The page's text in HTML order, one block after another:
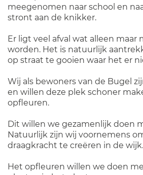
meegenomen naar school en
stront aan de knikker.
Er ligt veel afval wat alleen maar
worden. Het is natuurlijk
op straat te gooien waar het er
Wij als bewoners van de Bugel
en willen deze plek schoner
opfleuren.
Dit willen we gezamenlijk doen
Natuurlijk zijn wij voornemens
draagkracht te creëren in de wijk.
Het opfleuren willen we doen